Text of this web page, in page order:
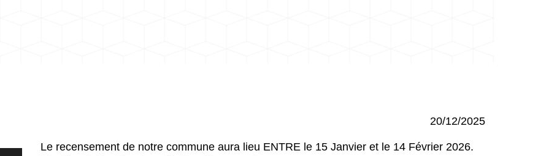
20/12/2025
Le recensement de notre commune aura lieu ENTRE le 15 Janvier et le 14 Février 2026.